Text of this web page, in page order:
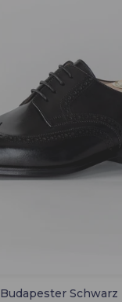
Budapester Schwarz